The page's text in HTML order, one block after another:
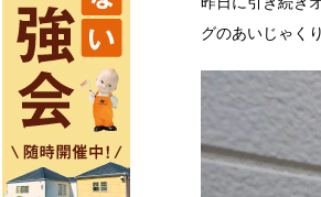
グのあいじゃく